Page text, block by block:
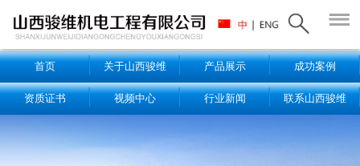
首页 关于山西骏维 产品展示 成功案例
资质证书 视频中心 行业新闻 联系山西骏维